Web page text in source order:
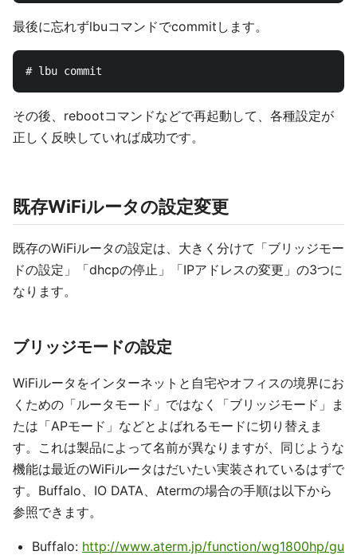
最後に忘れずlbuコマンドでcommitします。
その後、rebootコマンドなどで再起動して、各種設定が
正しく反映していれば成功です。
既存WiFiルータの設定変更
既存のWiFiルータの設定は、大きく分けて「ブリッジモー
ドの設定」「dhcpの停止」「IPアドレスの変更」の3つに
なります。
ブリッジモードの設定
WiFiルータをインターネットと自宅やオフィスの境界にお
くための「ルータモード」ではなく「ブリッジモード」ま
たは「APモード」などとよばれるモードに切り替えま
す。これは製品によって名前が異なりますが、同じような
機能は最近のWiFiルータはだいたい実装されているはずで
す。Buffalo、IO DATA、Atermの場合の手順は以下から
参照できます。
Buffalo: http://www.aterm.jp/function/wg1800hp/gu